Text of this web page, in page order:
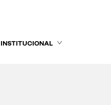
INSTITUCIONAL